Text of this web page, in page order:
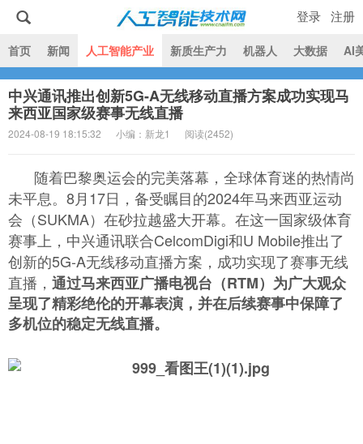
人工智能技术网
首页 新闻 人工智能产业 新质生产力 机器人 大数据 AI
登录 注册
中兴通讯推出创新5G-A无线移动直播方案成功实现马
来西亚国家级赛事无线直播
2024-08-19 18:15:32 小编：新龙1 阅读(2452)
随着巴黎奥运会的完美落幕，全球体育迷的热情尚
未平息。8月17日，备受瞩目的2024年马来西亚运动
会（SUKMA）在砂拉越盛大开幕。在这一国家级体育
赛事上，中兴通讯联合CelcomDigi和U Mobile推出了
创新的5G-A无线移动直播方案，成功实现了赛事无线
直播， 通过马来西亚广播电视台（RTM）为广大观众
呈现了精彩绝伦的开幕表演，并在后续赛事中保障了
多机位的稳定无线直播。